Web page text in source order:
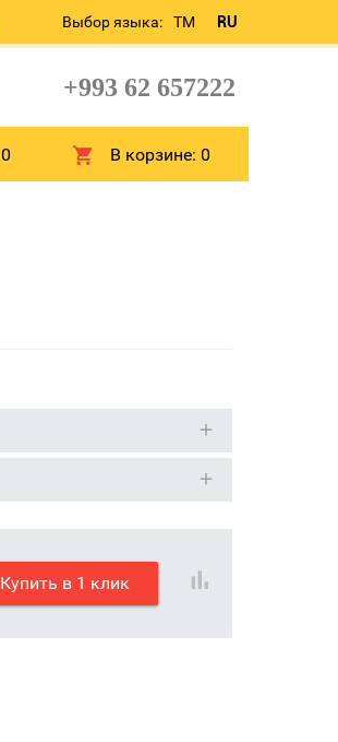
Выбор языка: TM RU
+993 62 657222
0 В корзине:0
Купить в 1 клик